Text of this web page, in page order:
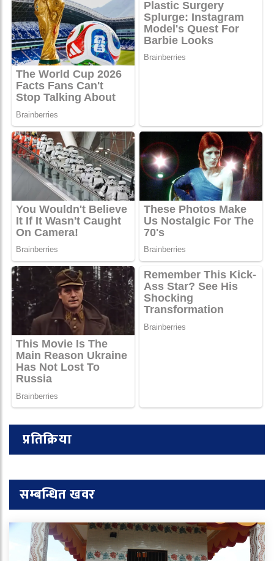
प्रतिक्रिया
सम्बन्धित खवर